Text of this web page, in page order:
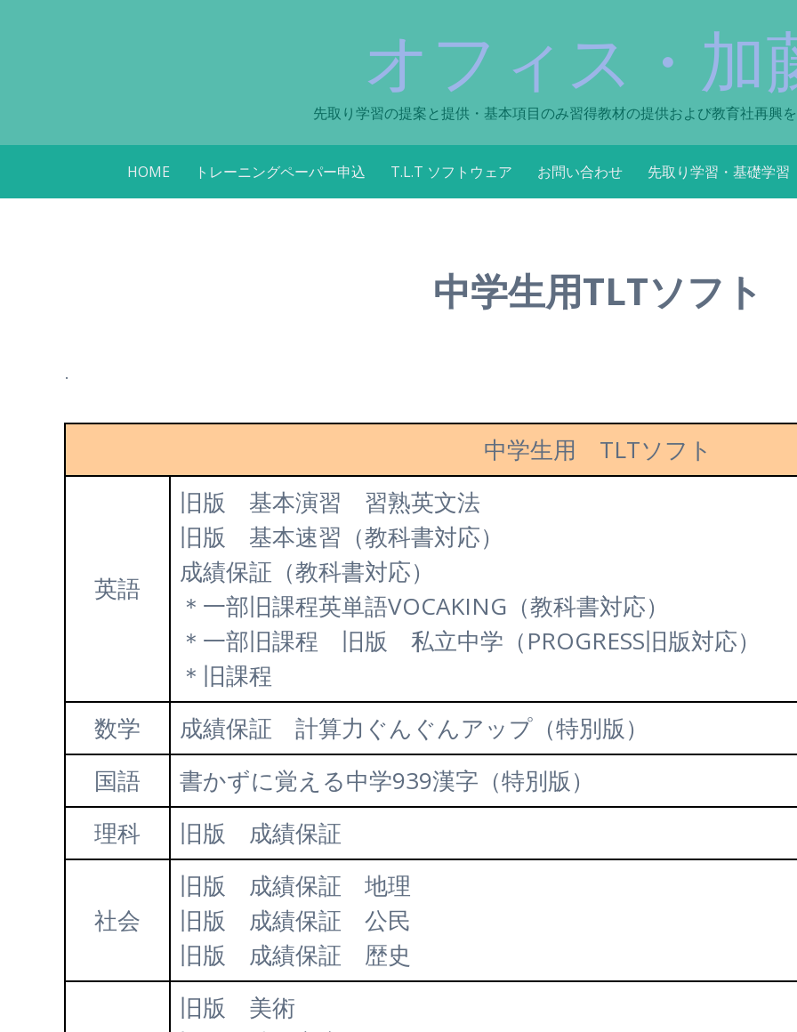
オフィス・加
先取り学習の提案と提供・基本項目のみ習得教材の提供および教育社再興
テ
HOME トレーニングペーパー申込 T.L.T ソフトウェア お問い合わせ 先取り学習・基礎学習
中学生用TLTソフト
.
中学生用 TLTソフト
英語
旧版 基本演習 習熟英文法
旧版 基本速習（教科書対応）
成績保証（教科書対応）
＊一部旧課程英単語VOCAKING（教科書対応）
＊一部旧課程 旧版 私立中学（PROGRESS旧版対応）
＊旧課程
数学
成績保証 計算力ぐんぐんアップ（特別版）
国語
書かずに覚える中学939漢字（特別版）
理科
旧版 成績保証
社会
旧版 成績保証 地理
旧版 成績保証 公民
旧版 成績保証 歴史
旧版 美術